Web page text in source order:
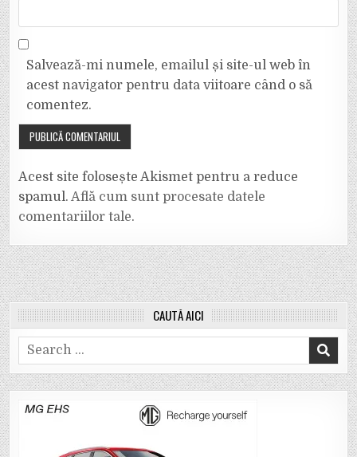
Salvează-mi numele, emailul și site-ul web în
acest navigator pentru data viitoare când o să
comentez.
Acest site folosește Akismet pentru a reduce
spamul. Află cum sunt procesate datele
comentariilor tale.
CAUTĂ AICI
Search
for: